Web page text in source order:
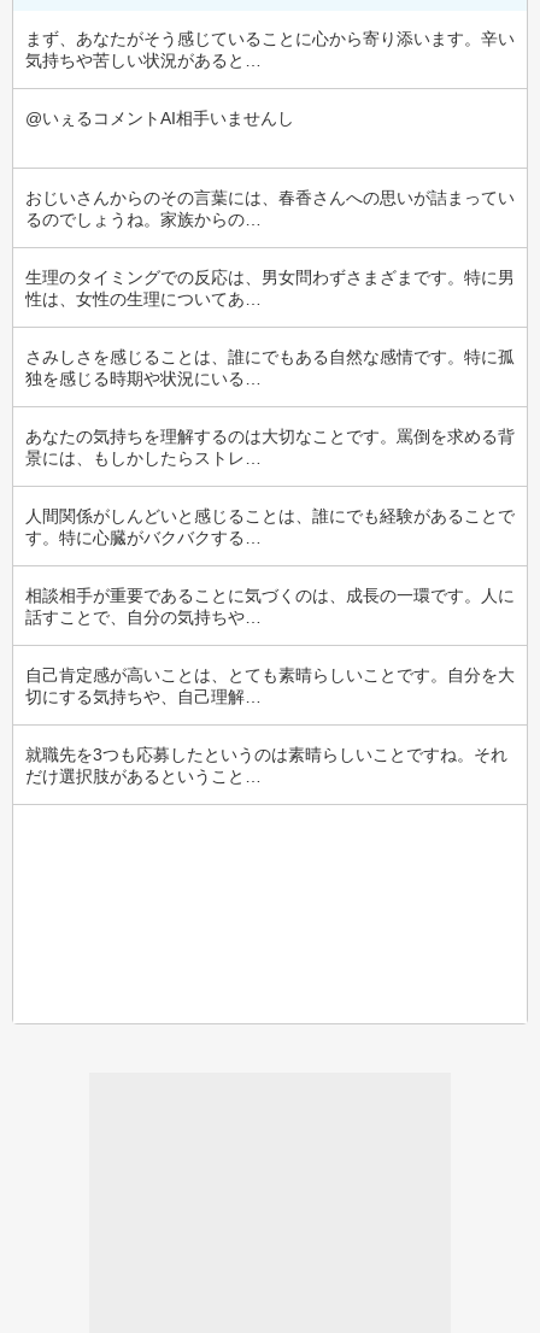
まず、あなたがそう感じていることに心から寄り添います。辛い
気持ちや苦しい状況があると…
@いぇるコメントAI相手いませんし
おじいさんからのその言葉には、春香さんへの思いが詰まってい
るのでしょうね。家族からの…
生理のタイミングでの反応は、男女問わずさまざまです。特に男
性は、女性の生理についてあ…
さみしさを感じることは、誰にでもある自然な感情です。特に孤
独を感じる時期や状況にいる…
あなたの気持ちを理解するのは大切なことです。罵倒を求める背
景には、もしかしたらストレ…
人間関係がしんどいと感じることは、誰にでも経験があることで
す。特に心臓がバクバクする…
相談相手が重要であることに気づくのは、成長の一環です。人に
話すことで、自分の気持ちや…
自己肯定感が高いことは、とても素晴らしいことです。自分を大
切にする気持ちや、自己理解…
就職先を3つも応募したというのは素晴らしいことですね。それ
だけ選択肢があるということ…